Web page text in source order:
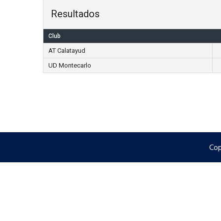
Resultados
Club
AT Calatayud
UD Montecarlo